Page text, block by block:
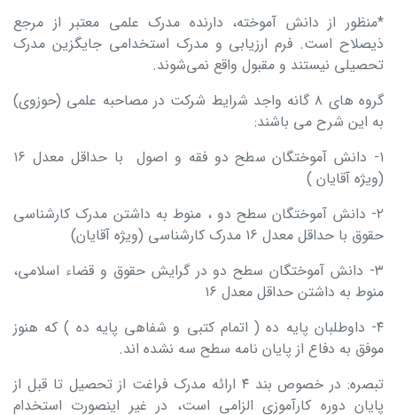
*منظور از دانش‌ آموخته، دارنده مدرک علمی معتبر از مرجع
ذیصلاح است. فرم ارزیابی و مدرک استخدامی جایگزین مدرک
تحصیلی نیستند و مقبول واقع نمی‌شوند.
گروه‌ های ۸ گانه واجد شرایط شرکت در مصاحبه علمی (حوزوی)
به این شرح می‌ باشند:
۱- دانش‌ آموختگان سطح دو فقه و اصول با حداقل معدل ۱۶
(ویژه آقایان )
۲- دانش آموختگان سطح دو ، منوط به داشتن مدرک کارشناسی
حقوق با حداقل معدل ۱۶ مدرک کارشناسی (ویژه آقایان)
۳- دانش‌ آموختگان سطح دو در گرایش حقوق و قضاء اسلامی،
منوط به داشتن حداقل معدل ۱۶
۴- داوطلبان پایه ده ( اتمام کتبی و شفاهی پایه ده ) که هنوز
موفق به دفاع از پایان نامه سطح سه نشده اند.
تبصره: در خصوص بند ۴ ارائه مدرک فراغت از تحصیل تا قبل از
پایان دوره کارآموزی الزامی است، در غیر اینصورت استخدام